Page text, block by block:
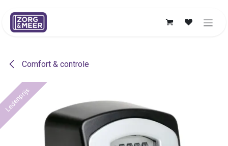
Comfort & controle
Ledenprijs